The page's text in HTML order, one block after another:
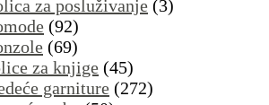
za posluživanje (3)
(92)
(69)
za knjige (45)
garniture (272)